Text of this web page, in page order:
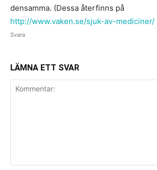
densamma. (Dessa återfinns på
http://www.vaken.se/sjuk-av-mediciner/
Svara
LÄMNA ETT SVAR